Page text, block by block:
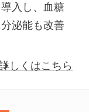
入し、血糖
泌能も改善
しくはこちら